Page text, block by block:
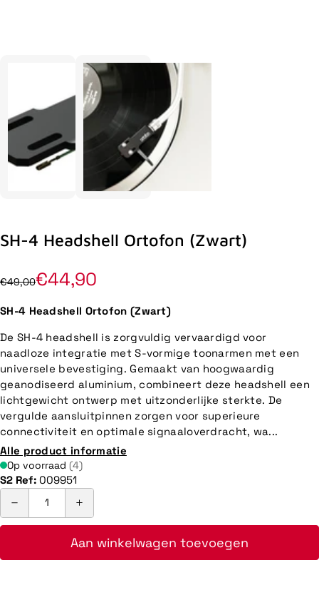
SH-4 Headshell Ortofon (Zwart)
€49,00€44,90
SH-4 Headshell Ortofon (Zwart)
De SH-4 headshell is zorgvuldig vervaardigd voor
naadloze integratie met S-vormige toonarmen met een
universele bevestiging. Gemaakt van hoogwaardig
geanodiseerd aluminium, combineert deze headshell een
lichtgewicht ontwerp met uitzonderlijke sterkte. De
vergulde aansluitpinnen zorgen voor superieure
connectiviteit en optimale signaaloverdracht, wa...
Alle product informatie
Op voorraad (4)
S2 Ref: 009951
Aan winkelwagen toevoegen